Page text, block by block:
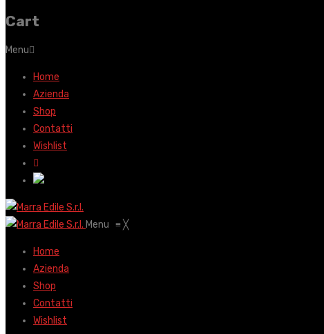
Cart
Menu
Home
Azienda
Shop
Contatti
Wishlist
Menu ≡╳
Home
Azienda
Shop
Contatti
Wishlist